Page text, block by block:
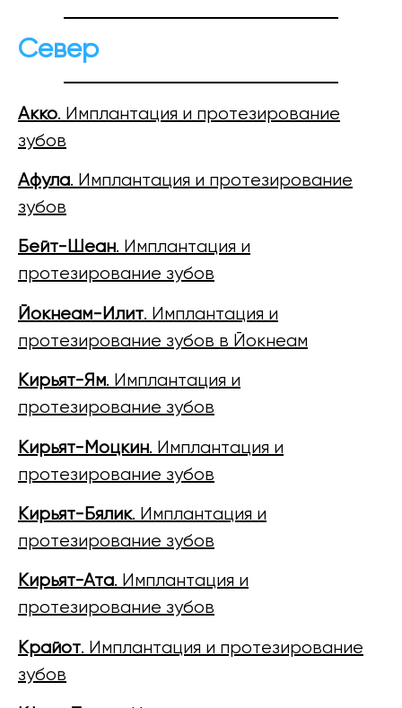
Север
Акко. Имплантация и протезирование
зубов
Афула. Имплантация и протезирование
зубов
Бейт-Шеан. Имплантация и
протезирование зубов
Йокнеам-Илит. Имплантация и
протезирование зубов в Йокнеам
Кирьят-Ям. Имплантация и
протезирование зубов
Кирьят-Моцкин. Имплантация и
протезирование зубов
Кирьят-Бялик. Имплантация и
протезирование зубов
Кирьят-Ата. Имплантация и
протезирование зубов
Крайот. Имплантация и протезирование
зубов